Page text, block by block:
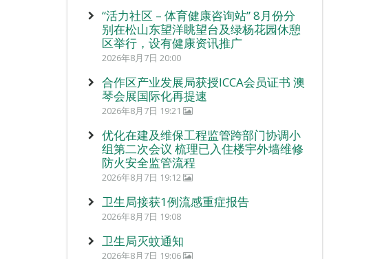
“活力社区 – 体育健康咨询站” 8月份分
别在松山东望洋眺望台及绿杨花园休憩
区举行，设有健康资讯推广
2026年8月7日 20:00
合作区产业发展局获授ICCA会员证书 澳
琴会展国际化再提速
2026年8月7日 19:21
优化在建及维保工程监管跨部门协调小
组第二次会议 梳理已入住楼宇外墙维修
防火安全监管流程
2026年8月7日 19:12
卫生局接获1例流感重症报告
2026年8月7日 19:08
卫生局灭蚊通知
2026年8月7日 19:06